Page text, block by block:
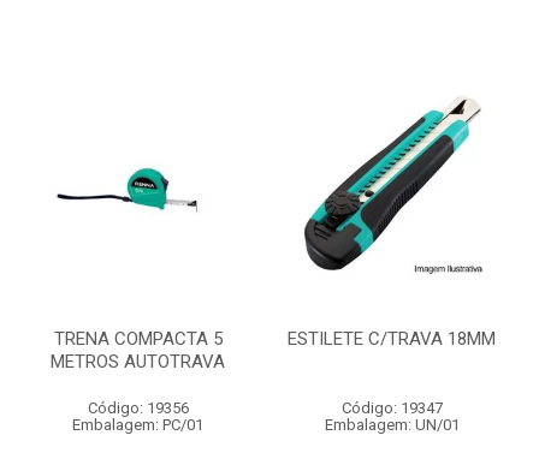
TRENA COMPACTA 5
METROS AUTOTRAVA
Código: 19356
Embalagem: PC/01
ESTILETE C/TRAVA 18MM
Código: 19347
Embalagem: UN/01